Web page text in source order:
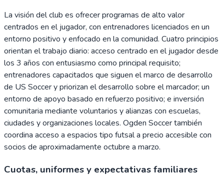
La visión del club es ofrecer programas de alto valor
centrados en el jugador, con entrenadores licenciados en un
entorno positivo y enfocado en la comunidad. Cuatro principios
orientan el trabajo diario: acceso centrado en el jugador desde
los 3 años con entusiasmo como principal requisito;
entrenadores capacitados que siguen el marco de desarrollo
de US Soccer y priorizan el desarrollo sobre el marcador; un
entorno de apoyo basado en refuerzo positivo; e inversión
comunitaria mediante voluntarios y alianzas con escuelas,
ciudades y organizaciones locales. Ogden Soccer también
coordina acceso a espacios tipo futsal a precio accesible con
socios de aproximadamente octubre a marzo.
Cuotas, uniformes y expectativas familiares